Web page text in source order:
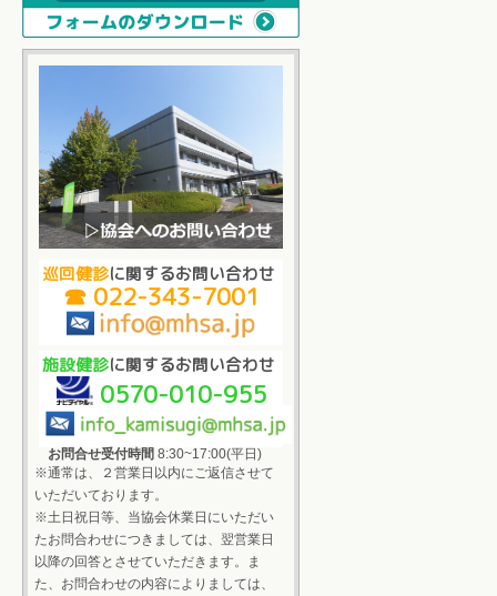
巡回健診に関するお問い合わせ
☎ 022-343-7001
施設健診に関するお問い合わせ
0570-010-955
お問合せ受付時間 8:30~17:00(平日)
※通常は、２営業日以内にご返信させて
いただいております。
※土日祝日等、当協会休業日にいただい
たお問合わせにつきましては、翌営業日
以降の回答とさせていただきます。ま
た、お問合わせの内容によりましては、